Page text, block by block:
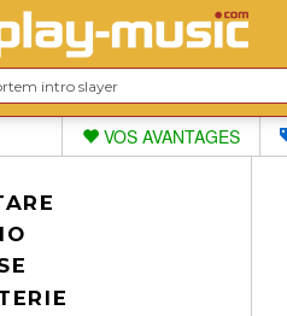
VOS AVANTAGES